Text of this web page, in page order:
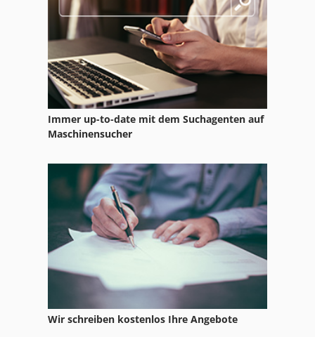
Cnc Morbidelli Author 504
Cnc Schleifmaschine
Cnc Software
Cnc Teilapparat
Cnc Vertikal
Cnc Werkzeugschleifmaschine
Infotec Cnc
Immer up-to-date mit dem Suchagenten auf
Maschinensucher
Wir schreiben kostenlos Ihre Angebote